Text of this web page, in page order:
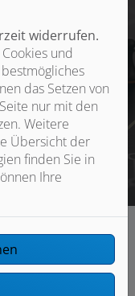
Team
Bad perfekt
Bedarf einfach
GmbH ist Ihr
widerrufen.
und
das Setzen von
nur mit den
Weitere
Übersicht der
finden Sie in
Ihre